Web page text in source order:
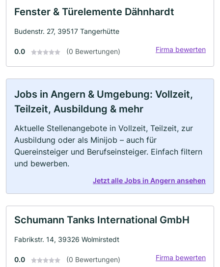
Fenster & Türelemente Dähnhardt
Budenstr. 27, 39517 Tangerhütte
0.0 (0 Bewertungen) Firma bewerten
Jobs in Angern & Umgebung: Vollzeit,
Teilzeit, Ausbildung & mehr
Aktuelle Stellenangebote in Vollzeit, Teilzeit, zur
Ausbildung oder als Minijob – auch für
Quereinsteiger und Berufseinsteiger. Einfach filtern
und bewerben.
Jetzt alle Jobs in Angern ansehen
Schumann Tanks International GmbH
Fabrikstr. 14, 39326 Wolmirstedt
0.0 (0 Bewertungen) Firma bewerten